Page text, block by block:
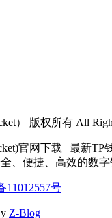
） 版权所有 All
官网下载 | 最新
、便捷、高效的数字
11012557号
Z-Blog